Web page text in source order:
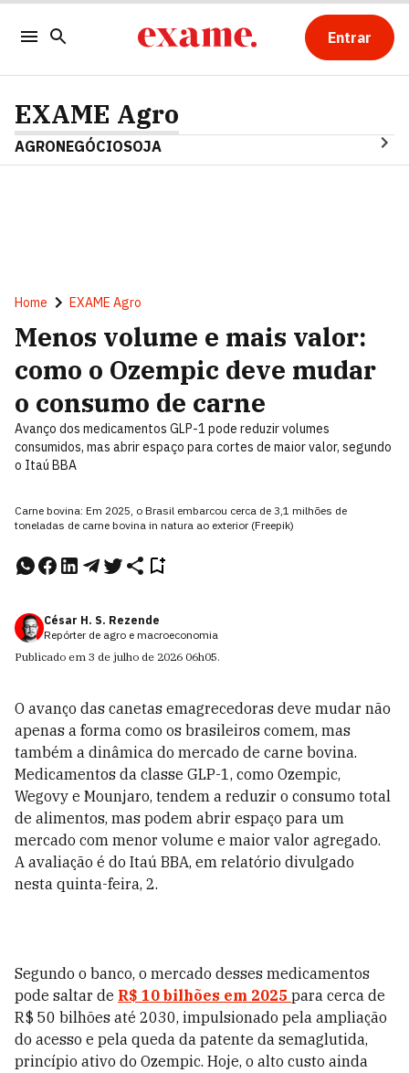
Entrar
EXAME Agro
AGRONEGÓCIOSOJA
Home EXAME Agro
Menos volume e mais valor:
como o Ozempic deve mudar
o consumo de carne
Avanço dos medicamentos GLP-1 pode reduzir volumes
consumidos, mas abrir espaço para cortes de maior valor, segundo
o Itaú BBA
Carne bovina: Em 2025, o Brasil embarcou cerca de 3,1 milhões de
toneladas de carne bovina in natura ao exterior (Freepik)
César H. S. Rezende
Repórter de agro e macroeconomia
Publicado em 3 de julho de 2026 06h05.
O avanço das canetas emagrecedoras deve mudar não
apenas a forma como os brasileiros comem, mas
também a dinâmica do mercado de carne bovina.
Medicamentos da classe GLP-1, como Ozempic,
Wegovy e Mounjaro, tendem a reduzir o consumo total
de alimentos, mas podem abrir espaço para um
mercado com menor volume e maior valor agregado.
A avaliação é do Itaú BBA, em relatório divulgado
nesta quinta-feira, 2.
Segundo o banco, o mercado desses medicamentos
pode saltar de R$ 10 bilhões em 2025 para cerca de
R$ 50 bilhões até 2030, impulsionado pela ampliação
do acesso e pela queda da patente da semaglutida,
princípio ativo do Ozempic. Hoje, o alto custo ainda